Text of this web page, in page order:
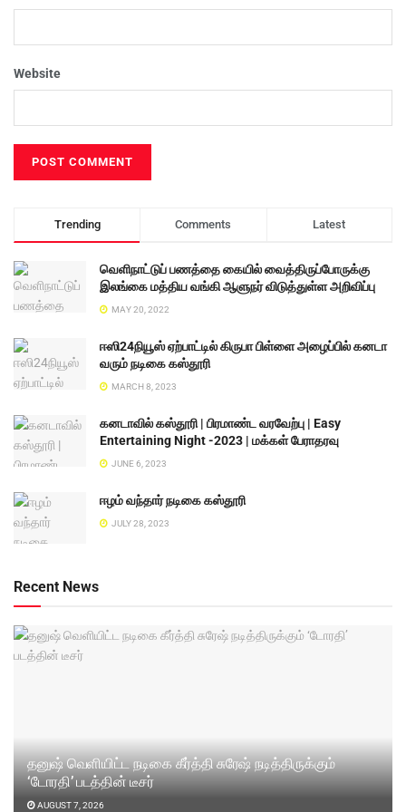
Website
Trending Comments Latest
வெளிநாட்டுப் பணத்தை கையில் வைத்திருப்போருக்கு
இலங்கை மத்திய வங்கி ஆளுநர் விடுத்துள்ள அறிவிப்பு
MAY 20, 2022
ஈஸி24நியூஸ் ஏற்பாட்டில் கிருபா பிள்ளை அழைப்பில் கனடா
வரும் நடிகை கஸ்தூரி
MARCH 8, 2023
கனடாவில் கஸ்தூரி | பிரமாண்ட வரவேற்பு | Easy
Entertaining Night -2023 | மக்கள் பேராதரவு
JUNE 6, 2023
ஈழம் வந்தார் நடிகை கஸ்தூரி
JULY 28, 2023
Recent News
தனுஷ் வெளியிட்ட நடிகை கீர்த்தி சுரேஷ் நடித்திருக்கும்
‘டோரதி’ படத்தின் டீசர்
AUGUST 7, 2026